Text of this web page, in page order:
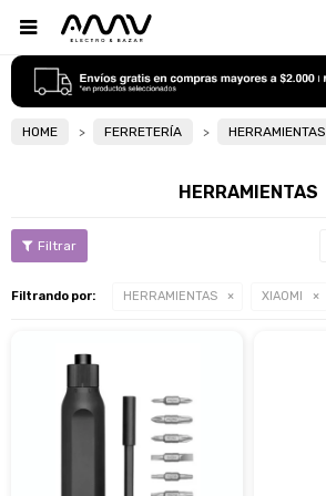

HOME FERRETERÍA HERRAMIENTAS
HERRAMIENTAS
Filtrando por: HERRAMIENTAS XIAOMI